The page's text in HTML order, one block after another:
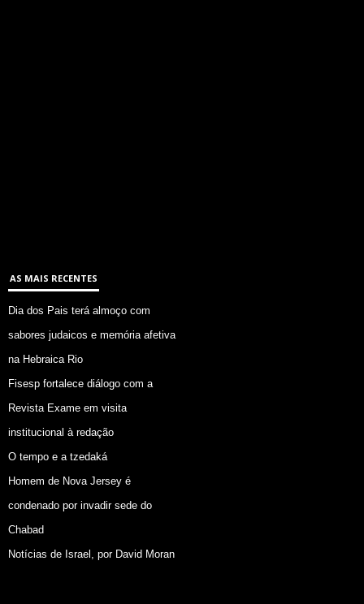
AS MAIS RECENTES
Dia dos Pais terá almoço com
sabores judaicos e memória afetiva
na Hebraica Rio
Fisesp fortalece diálogo com a
Revista Exame em visita
institucional à redação
O tempo e a tzedaká
Homem de Nova Jersey é
condenado por invadir sede do
Chabad
Notícias de Israel, por David Moran